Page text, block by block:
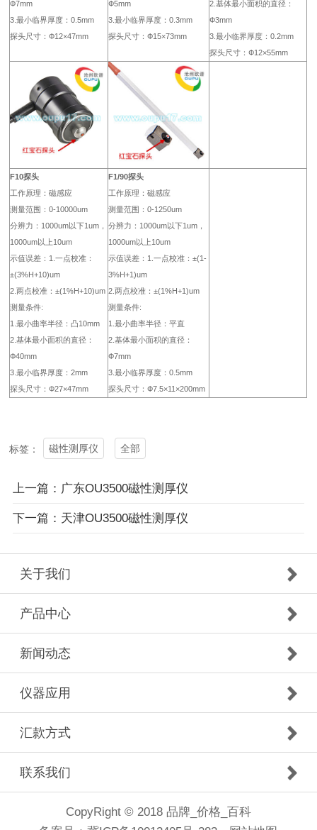
Ф7mm
3.最小临界厚度：0.5mm
探头尺寸：Ф12×47mm
Ф5mm
3.最小临界厚度：0.3mm
探头尺寸：Ф15×73mm
2.基体最小面积的直径：
Ф3mm
3.最小临界厚度：0.2mm
探头尺寸：Ф12×55mm
F10探头
工作原理：磁感应
测量范围：0-10000um
分辨力：1000um以下1um，
1000um以上10um
示值误差：1.一点校准：
±(3%H+10)um
2.两点校准：±(1%H+10)um
测量条件:
1.最小曲率半径：凸10mm
2.基体最小面积的直径：
Ф40mm
3.最小临界厚度：2mm
探头尺寸：Ф27×47mm
F1/90探头
工作原理：磁感应
测量范围：0-1250um
分辨力：1000um以下1um，
1000um以上10um
示值误差：1.一点校准：±(1-
3%H+1)um
2.两点校准：±(1%H+1)um
测量条件:
1.最小曲率半径：平直
2.基体最小面积的直径：
Ф7mm
3.最小临界厚度：0.5mm
探头尺寸：Ф7.5×11×200mm
标签： 磁性测厚仪 全部
上一篇：广东OU3500磁性测厚仪
下一篇：天津OU3500磁性测厚仪
关于我们
产品中心
新闻动态
仪器应用
汇款方式
联系我们
CopyRight © 2018 品牌_价格_百科